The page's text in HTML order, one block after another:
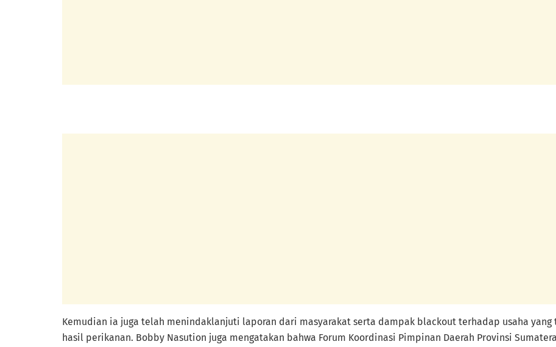
Kemudian ia juga telah menindaklanjuti laporan dari masyarakat serta dampak blackout terhadap usaha
hasil perikanan. Bobby Nasution juga mengatakan bahwa Forum Koordinasi Pimpinan Daerah Provinsi